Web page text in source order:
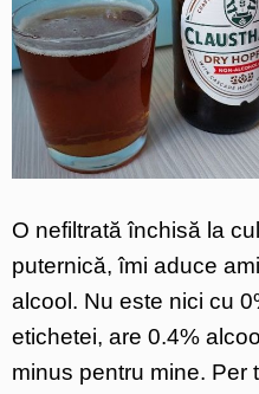
O nefiltrată închisă la
puternică, îmi aduce
alcool. Nu este nici cu
etichetei, are 0.4%
minus pentru mine. Per